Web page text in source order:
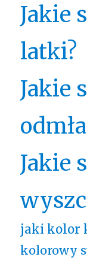
Jakie
latki?
Jakie
Jakie
jaki kolor
kolorowy